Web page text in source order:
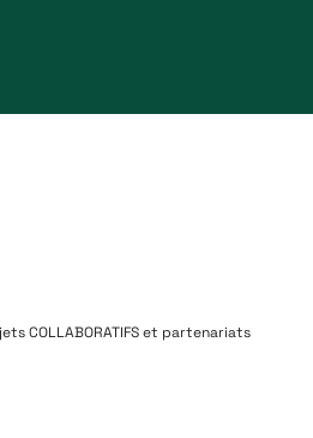
COLLABORATIFS et partenariats